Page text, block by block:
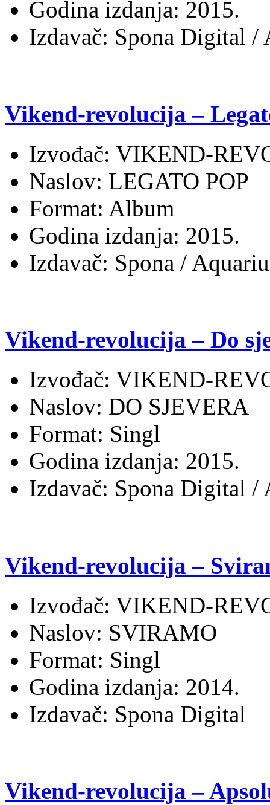
Godina izdanja: 2015.
Izdavač: Spona Digital /
Vikend-revolucija –
Izvođač: VIKEND-
Naslov: LEGATO POP
Format: Album
Godina izdanja: 2015.
Izdavač: Spona /
Vikend-revolucija – Do
Izvođač: VIKEND-
Naslov: DO SJEVERA
Format: Singl
Godina izdanja: 2015.
Izdavač: Spona Digital /
Vikend-revolucija –
Izvođač: VIKEND-
Naslov: SVIRAMO
Format: Singl
Godina izdanja: 2014.
Izdavač: Spona Digital
Vikend-revolucija –